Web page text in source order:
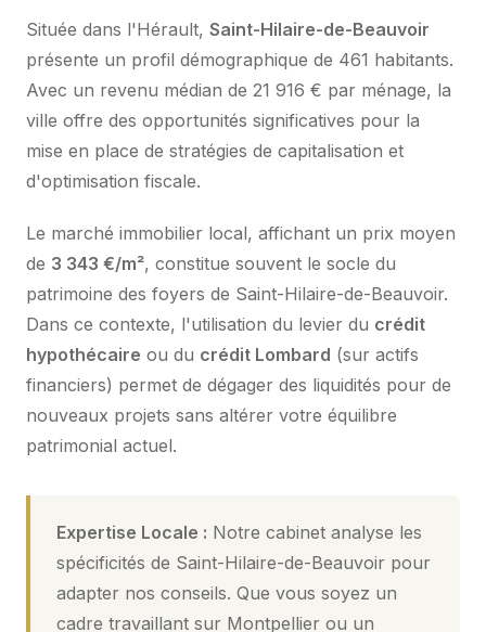
Située dans l'Hérault, Saint-Hilaire-de-Beauvoir
présente un profil démographique de 461 habitants.
Avec un revenu médian de 21 916 € par ménage, la
ville offre des opportunités significatives pour la
mise en place de stratégies de capitalisation et
d'optimisation fiscale.
Le marché immobilier local, affichant un prix moyen
de 3 343 €/m², constitue souvent le socle du
patrimoine des foyers de Saint-Hilaire-de-Beauvoir.
Dans ce contexte, l'utilisation du levier du crédit
hypothécaire ou du crédit Lombard (sur actifs
financiers) permet de dégager des liquidités pour de
nouveaux projets sans altérer votre équilibre
patrimonial actuel.
Expertise Locale : Notre cabinet analyse les
spécificités de Saint-Hilaire-de-Beauvoir pour
adapter nos conseils. Que vous soyez un
cadre travaillant sur Montpellier ou un